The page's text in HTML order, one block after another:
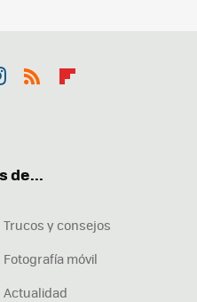
de...
Trucos y consejos
Fotografía móvil
Actualidad